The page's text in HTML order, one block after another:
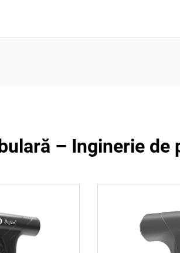
– Inginerie